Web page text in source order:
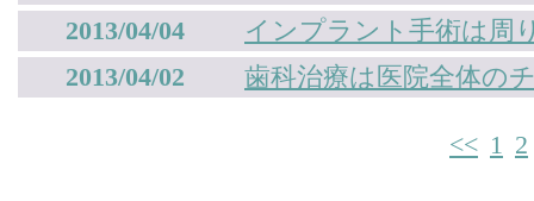
2013/04/04
インプラント手術は周
2013/04/02
歯科治療は医院全体の
<< 1 2